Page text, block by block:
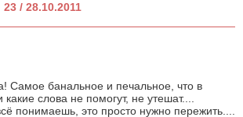
/ 28.10.2011
Самое банальное и печальное, что в
слова не помогут, не утешат....
понимаешь, это просто нужно пережить....